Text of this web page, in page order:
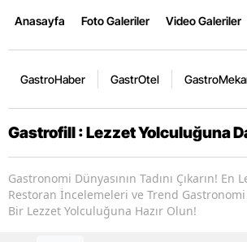
Anasayfa Foto Galeriler Video Galeriler
GastroHaber GastrOtel
Gastrofill : Lezzet Yolculuğuna
Gastronomi Dünyasının Tadını Çıkarın! En
Restoran İncelemeleri ve Trend
Bir Lezzet Yolculuğuna Hazır Olun!